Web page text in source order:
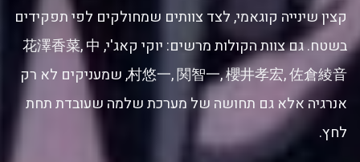
קצין שינייה קוגאמי, לצד צוותים שמחולקים לפי תפקידים
בשטח. גם צוות הקולות מרשים: יוקי קאג'י, 花澤香菜, 中
村悠一, 関智一, 櫻井孝宏, 佐倉綾音, שמעניקים לא רק
אנרגיה אלא גם תחושה של מערכת שלמה שעובדת תחת
לחץ.